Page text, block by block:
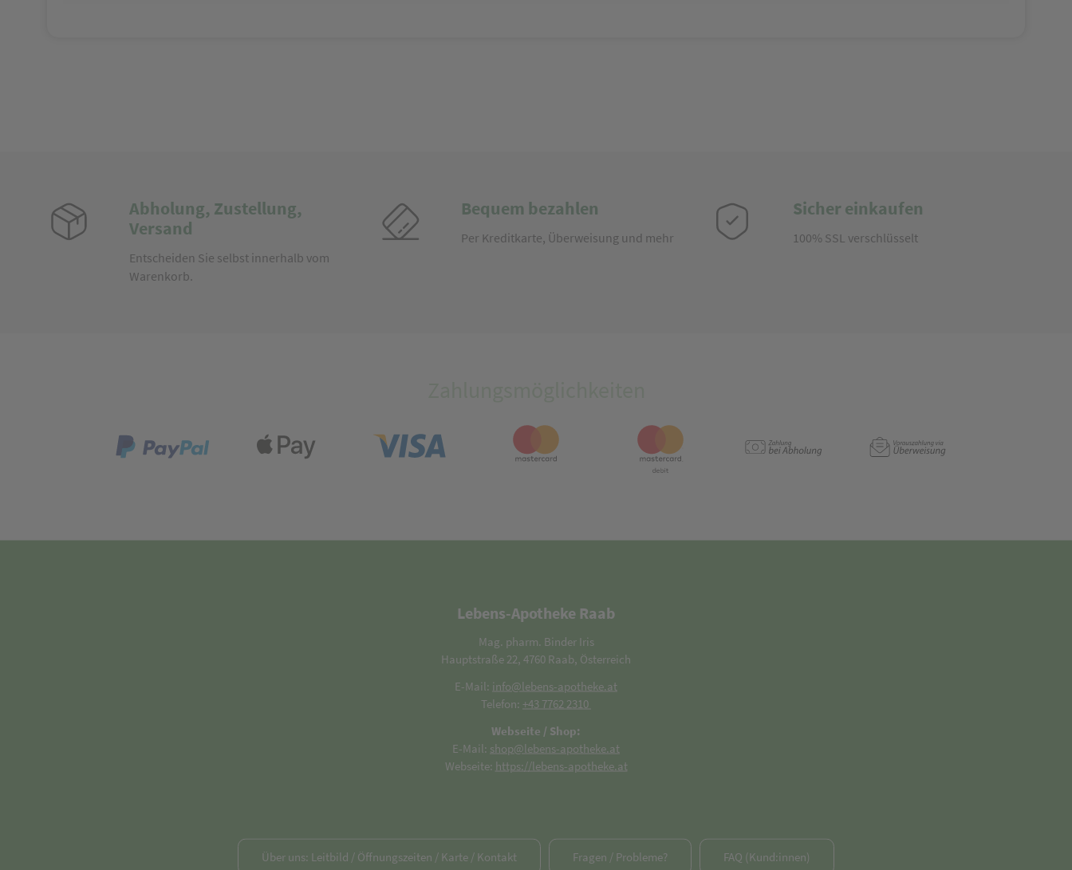
Abholung, Zustellung,
Versand
Entscheiden Sie selbst innerhalb vom
Warenkorb.
Bequem bezahlen
Per Kreditkarte, Überweisung und mehr
Sicher einkaufen
100% SSL verschlüsselt
Lebens-Apotheke Raab
Mag. pharm. Binder Iris
Hauptstraße 22, 4760 Raab, Österreich
E-Mail: info@lebens-apotheke.at
Telefon: +43 7762 2310
Webseite / Shop:
E-Mail: shop@lebens-apotheke.at
Webseite: https://lebens-apotheke.at
Über uns: Leitbild / Öffnungszeiten / Karte / Kontakt Fragen / Probleme? FAQ (Kund:innen)